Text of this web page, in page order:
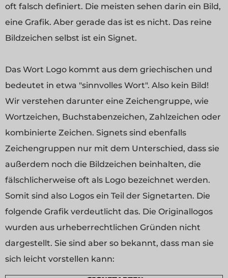
oft falsch definiert. Die meisten sehen darin ein Bild,
eine Grafik. Aber gerade das ist es nicht. Das reine
Bildzeichen selbst ist ein Signet.
Das Wort Logo kommt aus dem griechischen und
bedeutet in etwa "sinnvolles Wort". Also kein Bild!
Wir verstehen darunter eine Zeichengruppe, wie
Wortzeichen, Buchstabenzeichen, Zahlzeichen oder
kombinierte Zeichen. Signets sind ebenfalls
Zeichengruppen nur mit dem Unterschied, dass sie
außerdem noch die Bildzeichen beinhalten, die
fälschlicherweise oft als Logo bezeichnet werden.
Somit sind also Logos ein Teil der Signetarten. Die
folgende Grafik verdeutlicht das. Die Originallogos
wurden aus urheberrechtlichen Gründen nicht
dargestellt. Sie sind aber so bekannt, dass man sie
sich leicht vorstellen kann: